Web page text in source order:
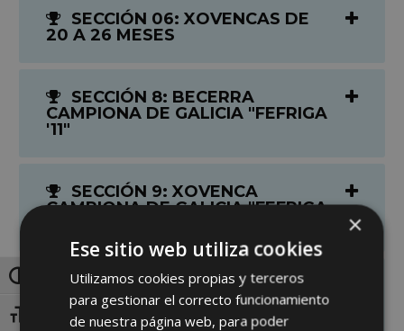
Toggle High Contrast
Toggle Font size
SECCIÓN 06: XOVENCAS DE
20 A 26 MESES
SECCIÓN 8: BECERRA
CAMPIONA DE GALICIA "FEFRIGA
'11"
SECCIÓN 9: XOVENCA
CAMPIONA DE GALICIA "FEFRIGA
SECCIÓN 10: XOVENCA GRAN
CAMPIONA DE GALICIA "FEFRIGA
'11"
×
Ese sitio web utiliza cookies
Utilizamos cookies propias y terceros
para gestionar el correcto funcionamiento
de nuestra página web, para poder